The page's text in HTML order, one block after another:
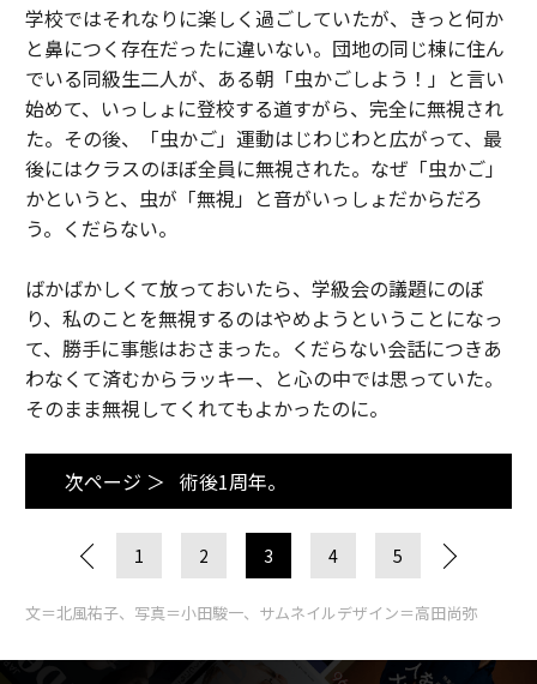
学校ではそれなりに楽しく過ごしていたが、きっと何か
と鼻につく存在だったに違いない。団地の同じ棟に住ん
でいる同級生二人が、ある朝「虫かごしよう！」と言い
始めて、いっしょに登校する道すがら、完全に無視され
た。その後、「虫かご」運動はじわじわと広がって、最
後にはクラスのほぼ全員に無視された。なぜ「虫かご」
かというと、虫が「無視」と音がいっしょだからだろ
う。くだらない。
ばかばかしくて放っておいたら、学級会の議題にのぼ
り、私のことを無視するのはやめようということになっ
て、勝手に事態はおさまった。くだらない会話につきあ
わなくて済むからラッキー、と心の中では思っていた。
そのまま無視してくれてもよかったのに。
次ページ ＞ 術後1周年。
1 2 3 4 5
文＝北風祐子、写真＝小田駿一、サムネイルデザイン＝高田尚弥